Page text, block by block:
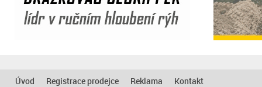
Úvod Registrace prodejce Reklama Kontakt